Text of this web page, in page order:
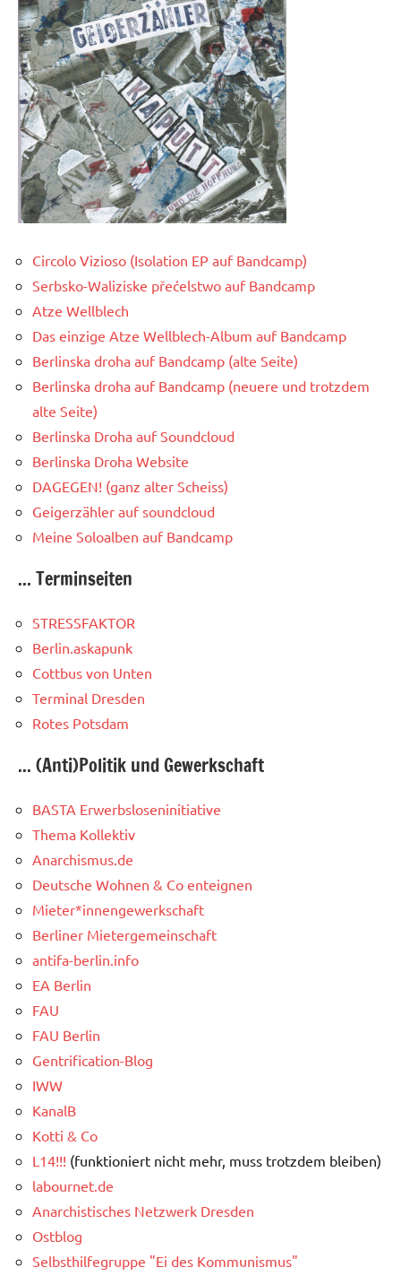
Circolo Vizioso (Isolation EP auf Bandcamp)
Serbsko-Waliziske přećelstwo auf Bandcamp
Atze Wellblech
Das einzige Atze Wellblech-Album auf Bandcamp
Berlinska droha auf Bandcamp (alte Seite)
Berlinska droha auf Bandcamp (neuere und trotzdem
alte Seite)
Berlinska Droha auf Soundcloud
Berlinska Droha Website
DAGEGEN! (ganz alter Scheiss)
Geigerzähler auf soundcloud
Meine Soloalben auf Bandcamp
... Terminseiten
STRESSFAKTOR
Berlin.askapunk
Cottbus von Unten
Terminal Dresden
Rotes Potsdam
... (Anti)Politik und Gewerkschaft
BASTA Erwerbsloseninitiative
Thema Kollektiv
Anarchismus.de
Deutsche Wohnen & Co enteignen
Mieter*innengewerkschaft
Berliner Mietergemeinschaft
antifa-berlin.info
EA Berlin
FAU
FAU Berlin
Gentrification-Blog
IWW
KanalB
Kotti & Co
L14!!! (funktioniert nicht mehr, muss trotzdem bleiben)
labournet.de
Anarchistisches Netzwerk Dresden
Ostblog
Selbsthilfegruppe "Ei des Kommunismus"